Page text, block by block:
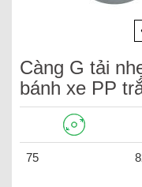
Càng G tải
bánh xe PP
75